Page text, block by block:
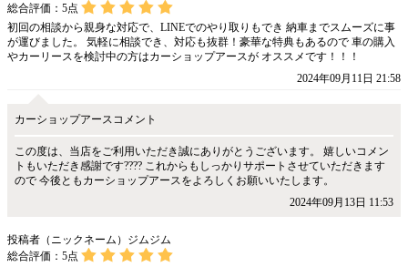
総合評価： 5点
初回の相談から親身な対応で、LINEでのやり取りもでき 納車までスムーズに事
が運びました。 気軽に相談でき、対応も抜群！豪華な特典もあるので 車の購入
やカーリースを検討中の方はカーショップアースが オススメです！！！
2024年09月11日 21:58
カーショップアースコメント
この度は、当店をご利用いただき誠にありがとうございます。 嬉しいコメン
トもいただき感謝です???? これからもしっかりサポートさせていただきます
ので 今後ともカーショップアースをよろしくお願いいたします。
2024年09月13日 11:53
投稿者（ニックネーム）ジムジム
総合評価： 5点